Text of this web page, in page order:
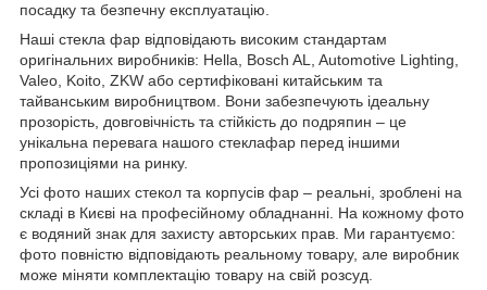
посадку та безпечну експлуатацію.
Наші стекла фар відповідають високим стандартам
оригінальних виробників: Hella, Bosch AL, Automotive Lighting,
Valeo, Koito, ZKW або сертифіковані китайським та
тайванським виробництвом. Вони забезпечують ідеальну
прозорість, довговічність та стійкість до подряпин – це
унікальна перевага нашого стеклафар перед іншими
пропозиціями на ринку.
Усі фото наших стекол та корпусів фар – реальні, зроблені на
складі в Києві на професійному обладнанні. На кожному фото
є водяний знак для захисту авторських прав. Ми гарантуємо:
фото повністю відповідають реальному товару, але виробник
може міняти комплектацію товару на свій розсуд.